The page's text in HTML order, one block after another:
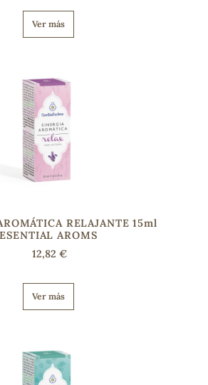
Ver más
RELAJANTE 15ml
ESENTIAL AROMS
12,82 €
Ver más